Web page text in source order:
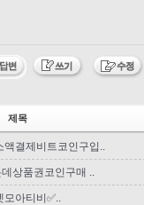
제목
결제비트코인구입..
상품권코인구매 ..
모아티비✅..